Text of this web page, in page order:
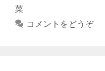
菜
コメントをどうぞ